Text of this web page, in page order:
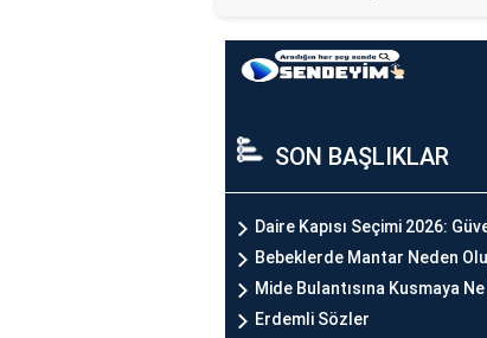
SON BAŞLIKLAR
Daire Kapısı Seçimi 2026:
Bebeklerde Mantar Neden
Mide Bulantısına Kusmaya
Erdemli Sözler